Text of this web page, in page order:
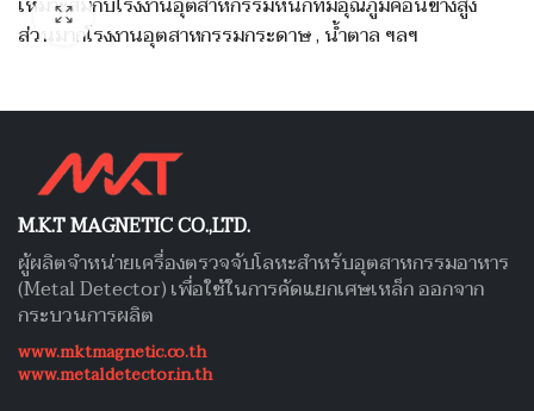
ส่วนมากโรงงานอุตสาหกรรมกระดาษ , น้ำตาล ฯลฯ
M.K.T MAGNETIC CO.,LTD.
ผู้ผลิตจำหน่ายเครื่องตรวจจับโลหะสำหรับอุตสาหกรรมอาหาร
(Metal Detector) เพื่อใช้ในการคัดแยกเศษเหล็ก ออกจาก
กระบวนการผลิต
www.mktmagnetic.co.th
www.metaldetector.in.th